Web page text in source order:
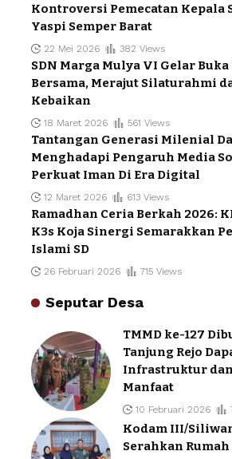
Kontroversi Pemecatan Kepala
Yaspi Semper Barat
22 Mei 2026 382 Views
SDN Marga Mulya VI Gelar Buka
Bersama, Merajut Silaturahmi
Kebaikan
18 Maret 2026 561 Views
Tantangan Generasi Milenial
Menghadapi Pengaruh Media
Perkuat Iman Di Era Digital
12 Maret 2026 613 Views
Ramadhan Ceria Berkah 2026:
K3s Koja Sinergi Semarakkan
Islami SD
26 Februari 2026 715 Views
Seputar Desa
TMMD ke-127
Tanjung Rejo
Infrastruktur
Manfaat
10 Februari 2026
Kodam III/
Serahkan